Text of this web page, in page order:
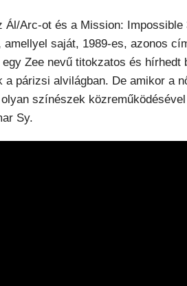
Ál/Arc-ot és a Mission:
amellyel saját, 1989-es, azonos
Zee nevű titokzatos és hírhedt
a párizsi alvilágban. De amikor a
színészek
Sy.